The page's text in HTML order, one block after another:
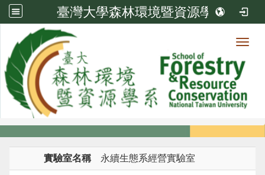
臺灣大學森林環境暨資源學系
系所成員
系所成員
實驗室名稱 永續生態系經營實驗室